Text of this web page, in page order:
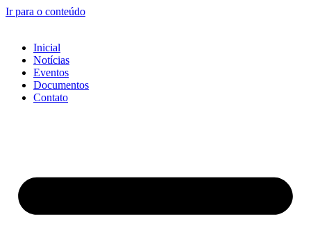
Ir para o conteúdo
Inicial
Notícias
Eventos
Documentos
Contato